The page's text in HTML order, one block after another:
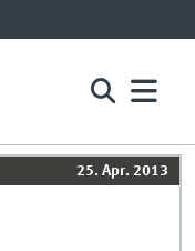
25. Apr. 2013